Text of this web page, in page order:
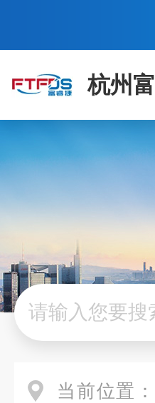
杭州
当前位置：